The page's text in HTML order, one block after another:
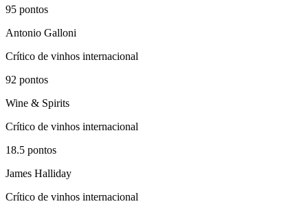
95 pontos
Antonio Galloni
Crítico de vinhos internacional
92 pontos
Wine & Spirits
Crítico de vinhos internacional
18.5 pontos
James Halliday
Crítico de vinhos internacional